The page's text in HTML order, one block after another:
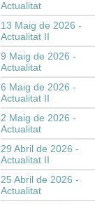
Actualitat
13 Maig de 2026 -
Actualitat II
9 Maig de 2026 -
Actualitat
6 Maig de 2026 -
Actualitat II
2 Maig de 2026 -
Actualitat
29 Abril de 2026 -
Actualitat II
25 Abril de 2026 -
Actualitat